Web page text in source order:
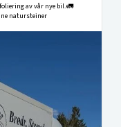
av vår nye bil.🚛
natursteiner